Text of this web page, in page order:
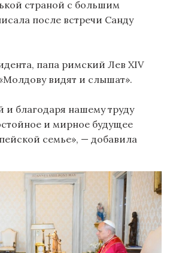
страной с большим
после встречи Санду
папа римский Лев XIV
видят и слышат».
и благодаря нашему труду
и мирное будущее
семье», — добавила